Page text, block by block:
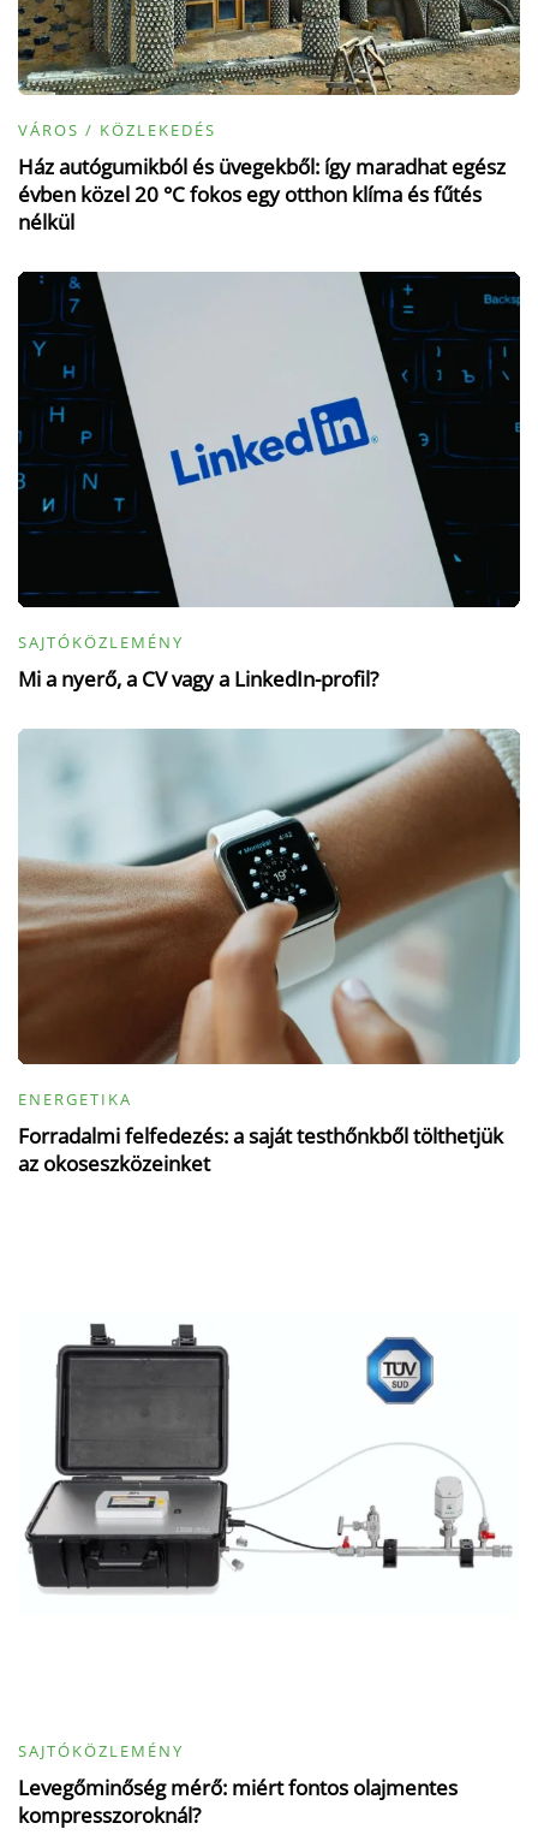
VÁROS / KÖZLEKEDÉS
Ház autógumikból és üvegekből: így maradhat egész
évben közel 20 °C fokos egy otthon klíma és fűtés
nélkül
SAJTÓKÖZLEMÉNY
Mi a nyerő, a CV vagy a LinkedIn-profil?
ENERGETIKA
Forradalmi felfedezés: a saját testhőnkből tölthetjük
az okoseszközeinket
SAJTÓKÖZLEMÉNY
Levegőminőség mérő: miért fontos olajmentes
kompresszoroknál?